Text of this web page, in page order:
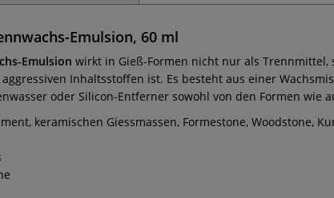
Emulsion, 60 ml
Emulsion wirkt in Gieß-Formen nicht nur als Trennmittel,
Inhaltsstoffen ist. Es besteht aus einer
oder Silicon-Entferner sowohl von den Formen
keramischen Giessmassen, Formestone, Woodstone,